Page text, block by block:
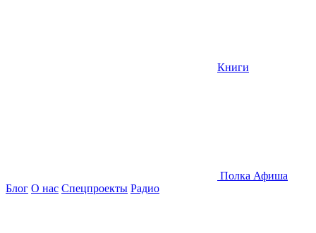
Книги
Полка Афиша
Блог О нас Спецпроекты Радио